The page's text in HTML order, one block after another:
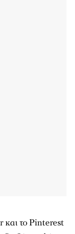
και το Pinterest